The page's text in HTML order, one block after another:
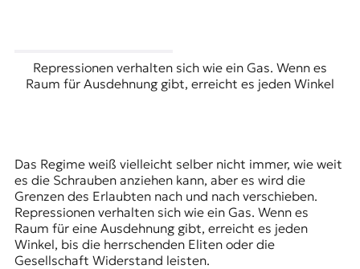
Repressionen verhalten sich wie ein Gas. Wenn es
Raum für Ausdehnung gibt, erreicht es jeden Winkel
Das Regime weiß vielleicht selber nicht immer, wie weit
es die Schrauben anziehen kann, aber es wird die
Grenzen des Erlaubten nach und nach verschieben.
Repressionen verhalten sich wie ein Gas. Wenn es
Raum für eine Ausdehnung gibt, erreicht es jeden
Winkel, bis die herrschenden Eliten oder die
Gesellschaft Widerstand leisten.